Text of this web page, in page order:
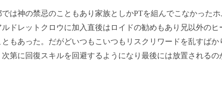
は神の禁忌のこともあり家族としかPTを組んでこなかったホ
ルドレットクロウに加入直後はロイドの勧めもあり兄以外のヒ
ともあった。だがどいつもこいつもリスクリワードを乱すばか
次第に回復スキルを回避するようになり最後には放置されるの